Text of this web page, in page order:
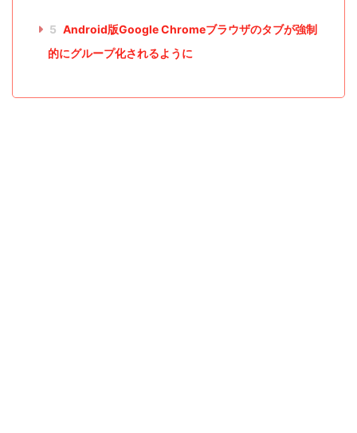
5 Android版Google Chromeブラウザのタブが強制
的にグループ化されるように